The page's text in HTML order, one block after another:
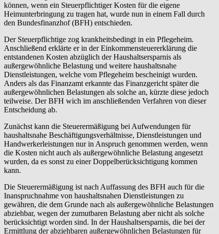
können, wenn ein Steuerpflichtiger Kosten für die eigene
Heimunterbringung zu tragen hat, wurde nun in einem Fall durch
den Bundesfinanzhof (BFH) entschieden.
Der Steuerpflichtige zog krankheitsbedingt in ein Pflegeheim.
Anschließend erklärte er in der Einkommensteuererklärung die
entstandenen Kosten abzüglich der Haushaltsersparnis als
außergewöhnliche Belastung und weitere haushaltsnahe
Dienstleistungen, welche vom Pflegeheim bescheinigt wurden.
Anders als das Finanzamt erkannte das Finanzgericht später die
außergewöhnlichen Belastungen als solche an, kürzte diese jedoch
teilweise. Der BFH wich im anschließenden Verfahren von dieser
Entscheidung ab.
Zunächst kann die Steuerermäßigung bei Aufwendungen für
haushaltsnahe Beschäftigungsverhältnisse, Dienstleistungen und
Handwerkerleistungen nur in Anspruch genommen werden, wenn
die Kosten nicht auch als außergewöhnliche Belastung angesetzt
wurden, da es sonst zu einer Doppelberücksichtigung kommen
kann.
Die Steuerermäßigung ist nach Auffassung des BFH auch für die
Inanspruchnahme von haushaltsnahen Dienstleistungen zu
gewähren, die dem Grunde nach als außergewöhnliche Belastungen
abziehbar, wegen der zumutbaren Belastung aber nicht als solche
berücksichtigt worden sind. In der Haushaltsersparnis, die bei der
Ermittlung der abziehbaren außergewöhnlichen Belastungen für